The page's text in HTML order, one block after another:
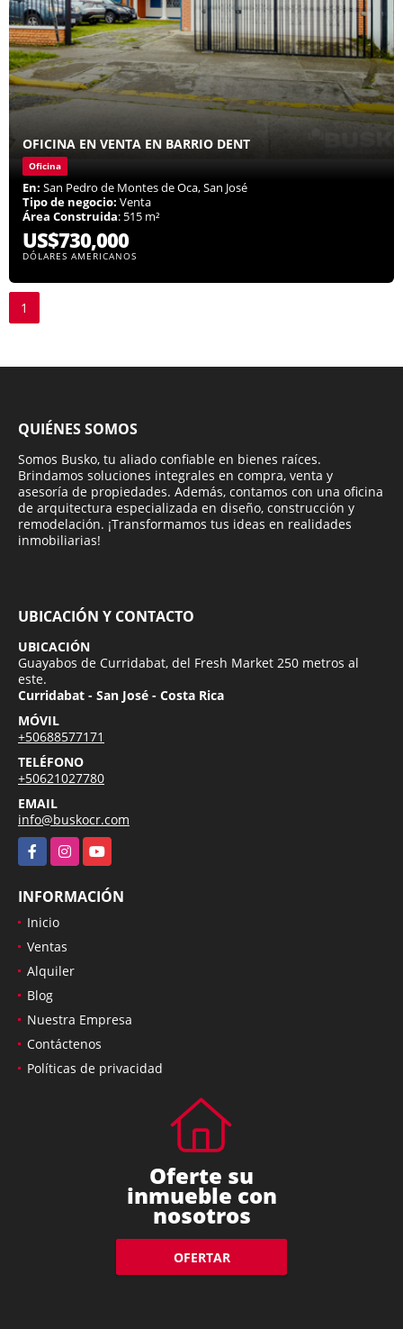
OFICINA EN VENTA EN BARRIO DENT
Oficina
En: San Pedro de Montes de Oca, San José
Tipo de negocio: Venta
Área Construida: 515 m²
US$730,000
DÓLARES AMERICANOS
1
QUIÉNES SOMOS
Somos Busko, tu aliado confiable en bienes raíces.
Brindamos soluciones integrales en compra, venta y
asesoría de propiedades. Además, contamos con una oficina
de arquitectura especializada en diseño, construcción y
remodelación. ¡Transformamos tus ideas en realidades
inmobiliarias!
UBICACIÓN Y CONTACTO
UBICACIÓN
Guayabos de Curridabat, del Fresh Market 250 metros al
este.
Curridabat - San José - Costa Rica
MÓVIL
+50688577171
TELÉFONO
+50621027780
EMAIL
info@buskocr.com
FacebookInstagramYouTube
INFORMACIÓN
Inicio
Ventas
Alquiler
Blog
Nuestra Empresa
Contáctenos
Políticas de privacidad
Oferte su
inmueble con
nosotros
OFERTAR